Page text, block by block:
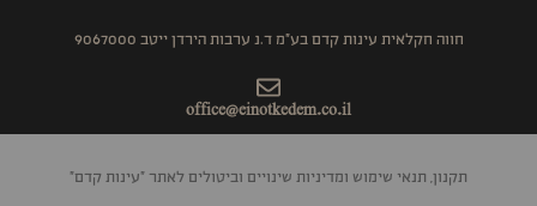
חווה חקלאית עינות קדם בע"מ ד.נ ערבות הירדן ייטב 9067000
office@einotkedem.co.il
תקנון, תנאי שימוש ומדיניות שינויים וביטולים לאתר "עינות קדם"